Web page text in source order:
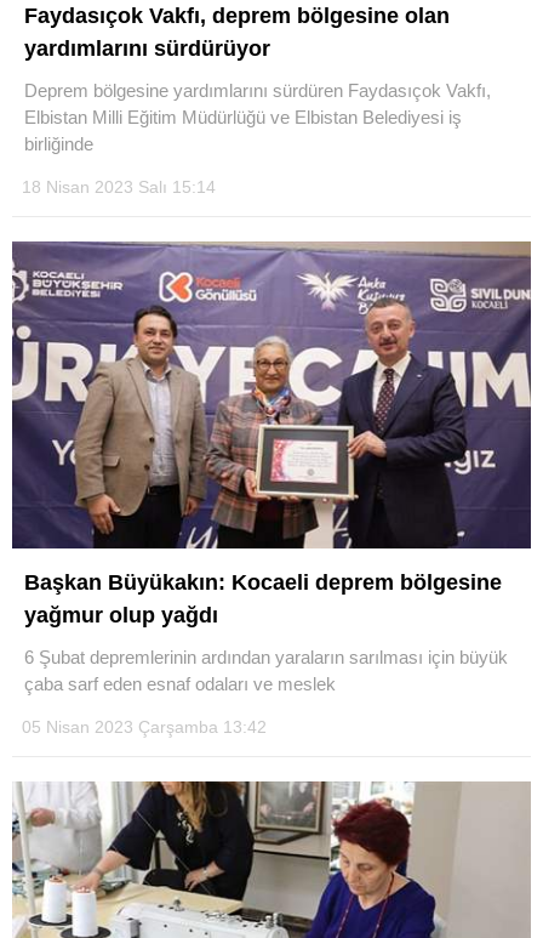
Faydasıçok Vakfı, deprem bölgesine olan
yardımlarını sürdürüyor
Deprem bölgesine yardımlarını sürdüren Faydasıçok Vakfı,
Elbistan Milli Eğitim Müdürlüğü ve Elbistan Belediyesi iş
birliğinde
18 Nisan 2023 Salı 15:14
Başkan Büyükakın: Kocaeli deprem bölgesine
yağmur olup yağdı
6 Şubat depremlerinin ardından yaraların sarılması için büyük
çaba sarf eden esnaf odaları ve meslek
05 Nisan 2023 Çarşamba 13:42